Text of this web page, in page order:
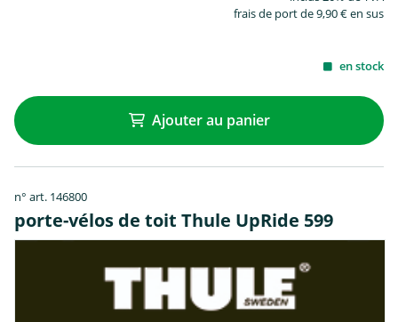
frais de port de 9,90 € en sus
en stock
Ajouter au panier
n° art. 146800
porte-vélos de toit Thule UpRide 599